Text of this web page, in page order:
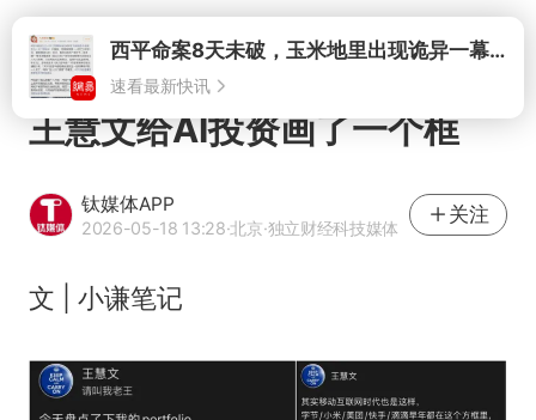
打开西平命案8天未破，玉米地里出现诡异一幕，我突然想起了欧金中
速看最新快讯
王慧文给AI投资画了一个框
钛媒体APP
2026-05-18 13:28·北京·独立财经科技媒体
关注
文 | 小谦笔记